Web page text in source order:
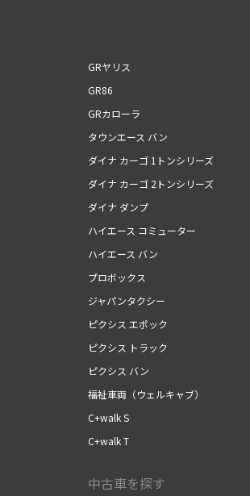
GRヤリス
GR86
GRカローラ
タウンエース バン
ダイナ カーゴ 1トンシリーズ
ダイナ カーゴ 2トンシリーズ
ダイナ ダンプ
ハイエース コミューター
ハイエース バン
プロボックス
ジャパンタクシー
ピクシス エポック
ピクシス トラック
ピクシス バン
福祉車両（ウェルキャブ）
C+walk S
C+walk T
中古車を探す